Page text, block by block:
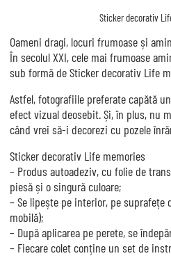
Sticker decorativ
Oameni dragi, locuri frumoase și
În secolul XXI, cele mai frumoase
sub formă de Sticker decorativ Life
Astfel, fotografiile preferate capătă
efect vizual deosebit. Și, în plus, nu
când vrei să-i decorezi cu pozele
Sticker decorativ Life memories
– Produs autoadeziv, cu folie de
piesă și o singură culoare;
– Se lipește pe interior, pe suprafețe
mobilă);
– După aplicarea pe perete, se
– Fiecare colet conține un set de